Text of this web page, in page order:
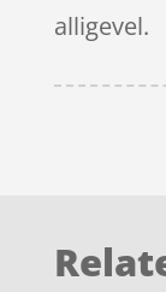
alligevel.